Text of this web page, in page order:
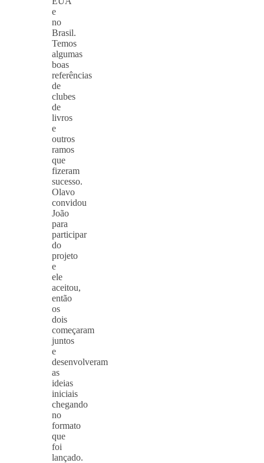
e
no
Brasil.
Temos
algumas
boas
referências
de
clubes
de
livros
e
outros
ramos
que
fizeram
sucesso.
Olavo
convidou
João
para
participar
do
projeto
e
ele
aceitou,
então
os
dois
começaram
juntos
e
desenvolveram
as
ideias
iniciais
chegando
no
formato
que
foi
lançado.